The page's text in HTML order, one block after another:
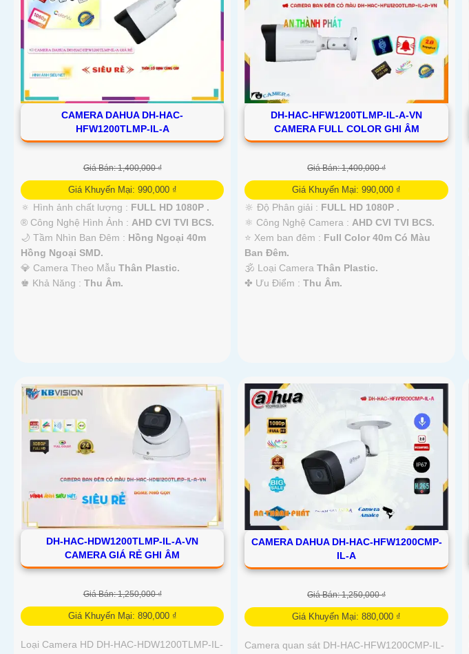
CAMERA DAHUA DH-HAC-
HFW1200TLMP-IL-A
Giá Bán: 1,400,000 ₫
Giá Khuyến Mại: 990,000 ₫
🔅 Hình ảnh chất lượng : FULL HD 1080P .
®️ Công Nghệ Hình Ảnh : AHD CVI TVI BCS.
🌙 Tầm Nhìn Ban Đêm : Hồng Ngoại 40m
Hồng Ngoại SMD.
💎 Camera Theo Mẫu Thân Plastic.
️♚ Khả Năng : Thu Âm.
DH-HAC-HFW1200TLMP-IL-A-VN
CAMERA FULL COLOR GHI ÂM
Giá Bán: 1,400,000 ₫
Giá Khuyến Mại: 990,000 ₫
🔆 Độ Phân giải : FULL HD 1080P .
⚛️ Công Nghệ Camera : AHD CVI TVI BCS.
⭐ Xem ban đêm : Full Color 40m Có Màu
Ban Ðêm.
🕉️ Loại CameraThân Plastic.
️✤ Ưu Điểm :Thu Âm.
DH-HAC-HDW1200TLMP-IL-A-VN
CAMERA GIÁ RẺ GHI ÂM
Giá Bán: 1,250,000 ₫
Giá Khuyến Mại: 890,000 ₫
Loại Camera HD DH-HAC-HDW1200TLMP-IL-
CAMERA DAHUA DH-HAC-HFW1200CMP-
IL-A
Giá Bán: 1,250,000 ₫
Giá Khuyến Mại: 880,000 ₫
Camera quan sát DH-HAC-HFW1200CMP-IL-